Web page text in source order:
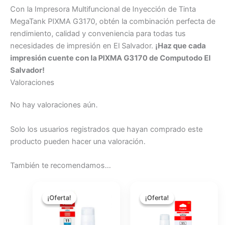
Con la Impresora Multifuncional de Inyección de Tinta
MegaTank PIXMA G3170, obtén la combinación perfecta de
rendimiento, calidad y conveniencia para todas tus
necesidades de impresión en El Salvador. ¡Haz que cada
impresión cuente con la PIXMA G3170 de Computodo El
Salvador!
Valoraciones
No hay valoraciones aún.
Solo los usuarios registrados que hayan comprado este
producto pueden hacer una valoración.
También te recomendamos…
¡Oferta!
¡Oferta!precio
original
era:
$17.71.
¡Oferta!
¡Oferta!precio
original
era:
$18.49.
actual
es:
$16.43.